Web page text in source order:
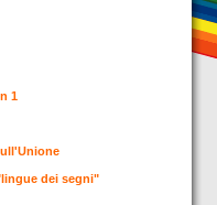
1
dei segni"